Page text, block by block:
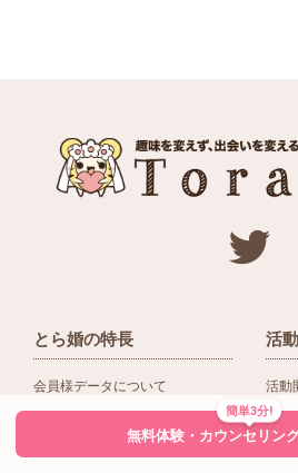
とら婚の特長
会員様データについて
活
活動
入会
簡単3分!
無料体験・カウンセリン